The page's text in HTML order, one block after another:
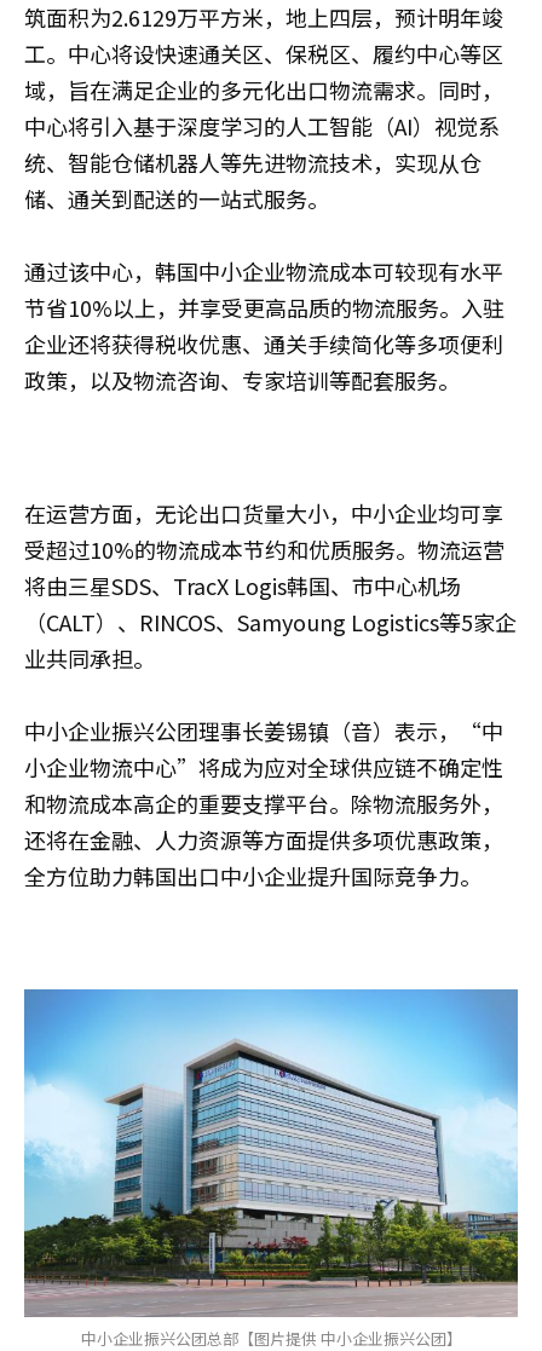
筑面积为2.6129万平方米，地上四层，预计明年竣
工。中心将设快速通关区、保税区、履约中心等区
域，旨在满足企业的多元化出口物流需求。同时，
中心将引入基于深度学习的人工智能（AI）视觉系
统、智能仓储机器人等先进物流技术，实现从仓
储、通关到配送的一站式服务。
通过该中心，韩国中小企业物流成本可较现有水平
节省10%以上，并享受更高品质的物流服务。入驻
企业还将获得税收优惠、通关手续简化等多项便利
政策，以及物流咨询、专家培训等配套服务。
在运营方面，无论出口货量大小，中小企业均可享
受超过10%的物流成本节约和优质服务。物流运营
将由三星SDS、TracX Logis韩国、市中心机场
（CALT）、RINCOS、Samyoung Logistics等5家企
业共同承担。
中小企业振兴公团理事长姜锡镇（音）表示，“中
小企业物流中心”将成为应对全球供应链不确定性
和物流成本高企的重要支撑平台。除物流服务外，
还将在金融、人力资源等方面提供多项优惠政策，
全方位助力韩国出口中小企业提升国际竞争力。
中小企业振兴公团总部【图片提供 中小企业振兴公团】